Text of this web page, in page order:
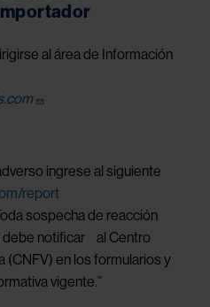
al área de Información
ingrese al siguiente
report
sospecha de reacción
debe notificar al Centro
(CNFV) en los formularios y
vigente.”